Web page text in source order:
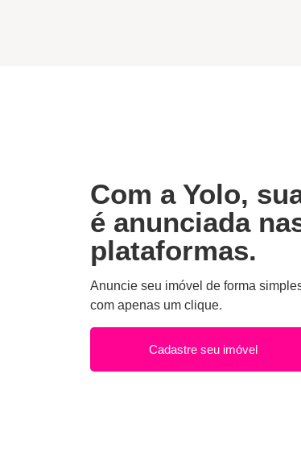
Com a Yolo,
é anunciada
plataformas.
Anuncie seu imóvel de forma
com apenas um clique.
Cadastre seu imóvel